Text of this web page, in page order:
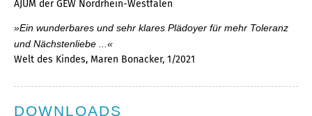
AJUM der GEW Nordrhein-Westfalen
»Ein wunderbares und sehr klares Plädoyer für mehr Toleranz
und Nächstenliebe ...«
Welt des Kindes, Maren Bonacker, 1/2021
DOWNLOADS